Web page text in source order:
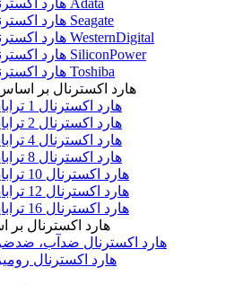
هارد اکسترنال Adata
هارد اکسترنال Seagate
هارد اکسترنال WesternDigital
هارد اکسترنال SiliconPower
هارد اکسترنال Toshiba
هارد اکسترنال بر
هارد اکسترنال 1 ترابایت
هارد اکسترنال 2 ترابایت
هارد اکسترنال 4 ترابایت
هارد اکسترنال 8 ترابایت
هارد اکسترنال 10 ترابایت
هارد اکسترنال 12 ترابایت
هارد اکسترنال 16 ترابایت
هارد اکسترنال بر
هارد اکسترنال ضدآب،
هارد اکسترنال